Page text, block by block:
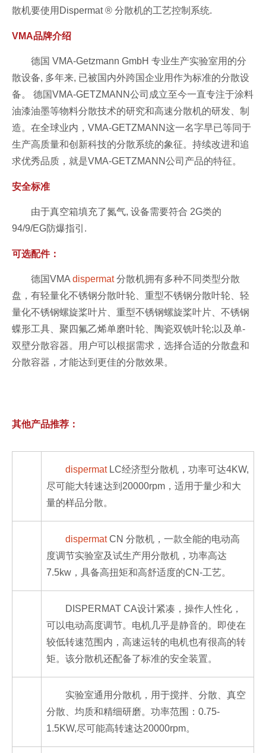
散机要使用Dispermat ® 分散机的工艺控制系统.
VMA品牌介绍
德国 VMA‐Getzmann GmbH 专业生产实验室用的分
散设备, 多年来, 已被国内外跨国企业用作为标准的分散设
备。 德国VMA-GETZMANN公司成立至今一直专注于涂料
油漆油墨等物料分散技术的研究和高速分散机的研发、制
造。在全球业内，VMA-GETZMANN这一名字早已等同于
生产高质量和创新科技的分散系统的象征。持续改进和追
求优秀品质，就是VMA-GETZMANN公司产品的特征。
安全标准
由于真空箱填充了氮气, 设备需要符合 2G类的
94/9/EG防爆指引.
可选配件：
德国VMA dispermat分散机拥有多种不同类型分散
盘，有轻量化不锈钢分散叶轮、重型不锈钢分散叶轮、轻
量化不锈钢螺旋桨叶片、重型不锈钢螺旋桨叶片、不锈钢
蝶形工具、聚四氟乙烯单磨叶轮、陶瓷双铣叶轮;以及单-
双壁分散容器。用户可以根据需求，选择合适的分散盘和
分散容器，才能达到更佳的分散效果。
其他产品推荐：
dispermatLC经济型分散机，功率可达4KW,
尽可能大转速达到20000rpm，适用于量少和大
量的样品分散。
dispermatCN 分散机，一款全能的电动高
度调节实验室及试生产用分散机，功率高达
7.5kw，具备高扭矩和高舒适度的CN-工艺。
DISPERMAT CA设计紧凑，操作人性化，
可以电动高度调节。电机几乎是静音的。即使在
较低转速范围内，高速运转的电机也有很高的转
矩。该分散机还配备了标准的安全装置。
实验室通用分散机，用于搅拌、分散、真空
分散、均质和精细研磨。功率范围：0.75-
1.5KW,尽可能高转速达20000rpm。